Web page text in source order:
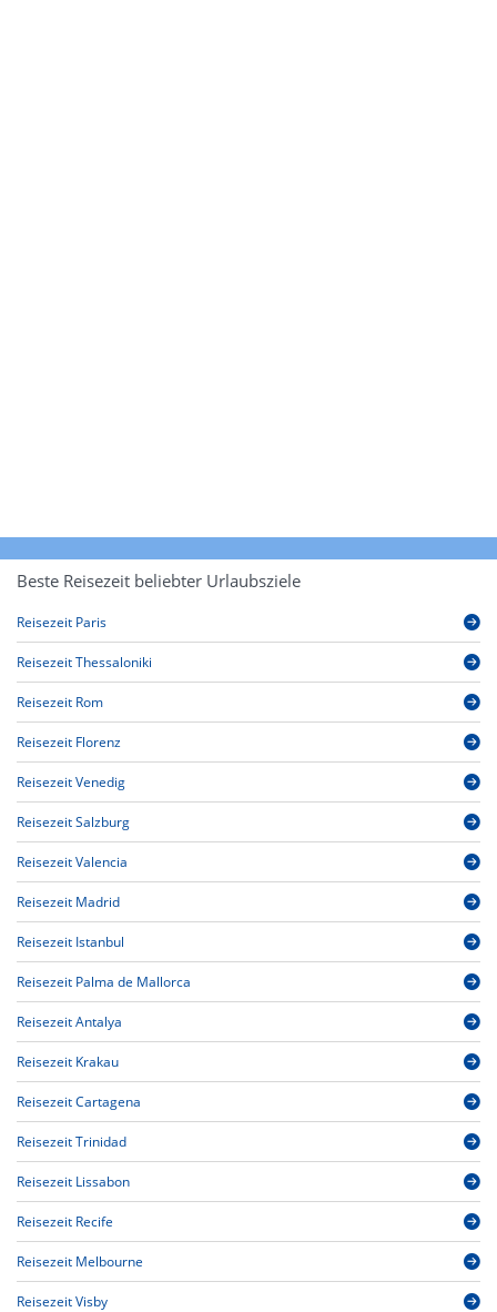
Beste Reisezeit beliebter Urlaubsziele
Reisezeit Paris
Reisezeit Thessaloniki
Reisezeit Rom
Reisezeit Florenz
Reisezeit Venedig
Reisezeit Salzburg
Reisezeit Valencia
Reisezeit Madrid
Reisezeit Istanbul
Reisezeit Palma de Mallorca
Reisezeit Antalya
Reisezeit Krakau
Reisezeit Cartagena
Reisezeit Trinidad
Reisezeit Lissabon
Reisezeit Recife
Reisezeit Melbourne
Reisezeit Visby